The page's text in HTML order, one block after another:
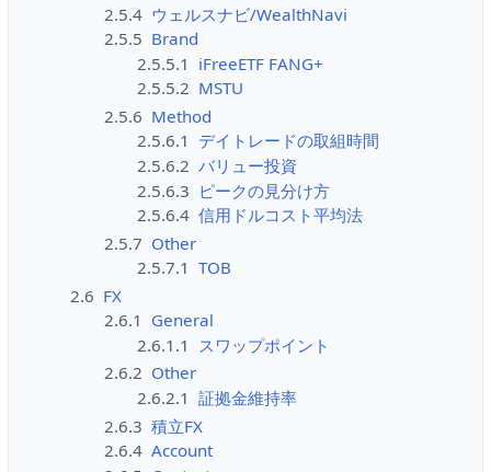
2.5.4 ウェルスナビ/WealthNavi
2.5.5 Brand
2.5.5.1 iFreeETF FANG+
2.5.5.2 MSTU
2.5.6 Method
2.5.6.1 デイトレードの取組時間
2.5.6.2 バリュー投資
2.5.6.3 ピークの見分け方
2.5.6.4 信用ドルコスト平均法
2.5.7 Other
2.5.7.1 TOB
2.6 FX
2.6.1 General
2.6.1.1
スワップポイント
2.6.2 Other
2.6.2.1 証拠金維持率
2.6.3 積立FX
2.6.4 Account